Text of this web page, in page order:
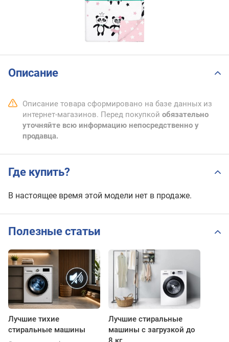
Описание
Описание товара сформировано на базе данных из
интернет-магазинов. Перед покупкой обязательно
уточняйте всю информацию непосредственно у
продавца.
Где купить?
В настоящее время этой модели нет в продаже.
Полезные статьи
Лучшие тихие
стиральные машины
Лучшие стиральные
машины с загрузкой до